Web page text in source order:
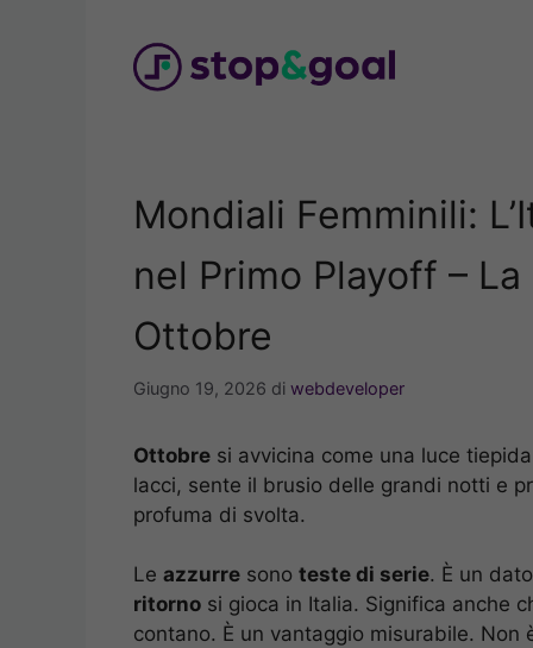
Mondiali Femminili:
nel Primo Playoff –
Ottobre
Giugno 19, 2026 di webdeveloper
Ottobre si avvicina come una luce
lacci, sente il brusio delle grandi notti e
profuma di svolta.
Le azzurre sono teste di serie. È un
ritorno si gioca in Italia. Significa anche
contano. È un vantaggio misurabile. Non